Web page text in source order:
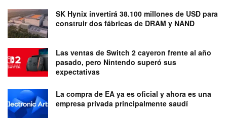
SK Hynix invertirá 38.100 millones de USD para
construir dos fábricas de DRAM y NAND
Las ventas de Switch 2 cayeron frente al año
pasado, pero Nintendo superó sus
expectativas
La compra de EA ya es oficial y ahora es una
empresa privada principalmente saudí